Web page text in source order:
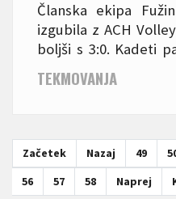
Članska ekipa
izgubila z ACH
boljši s 3:0. Kadeti
ene zmage.
TEKMOVANJA
Začetek Nazaj 49
56
57 58 Naprej